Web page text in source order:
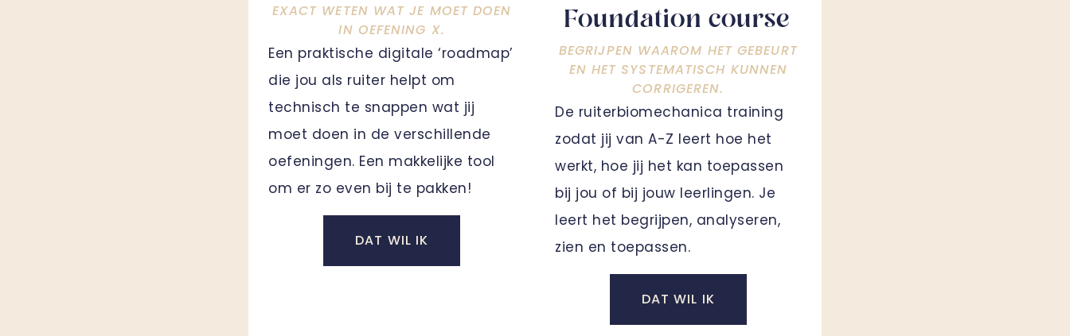
EXACT WETEN WAT JE MOET DOEN
IN OEFENING X.
Een praktische digitale ‘roadmap’
die jou als ruiter helpt om
technisch te snappen wat jij
moet doen in de verschillende
oefeningen. Een makkelijke tool
om er zo even bij te pakken!
DAT WIL IK
Foundation course
BEGRIJPEN WAAROM HET GEBEURT
EN HET SYSTEMATISCH KUNNEN
CORRIGEREN.
De ruiterbiomechanica training
zodat jij van A-Z leert hoe het
werkt, hoe jij het kan toepassen
bij jou of bij jouw leerlingen. Je
leert het begrijpen, analyseren,
zien en toepassen.
DAT WIL IK